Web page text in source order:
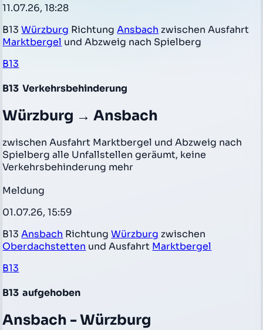
11.07.26, 18:28
B13Würzburg RichtungAnsbach zwischen Ausfahrt
Marktbergel und Abzweig nach Spielberg
B13
B13 Verkehrsbehinderung
Würzburg → Ansbach
zwischen Ausfahrt Marktbergel und Abzweig nach
Spielberg alle Unfallstellen geräumt, keine
Verkehrsbehinderung mehr
Meldung
01.07.26, 15:59
B13Ansbach RichtungWürzburg zwischen
Oberdachstetten und Ausfahrt Marktbergel
B13
B13 aufgehoben
Ansbach - Würzburg